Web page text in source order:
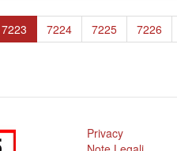
Pagina
attuale
7223 Page
7224 Page
7225 Page
7226
Privacy